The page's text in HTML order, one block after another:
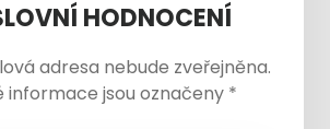
HODNOCENÍ
adresa nebude zveřejněna.
informace jsou označeny *